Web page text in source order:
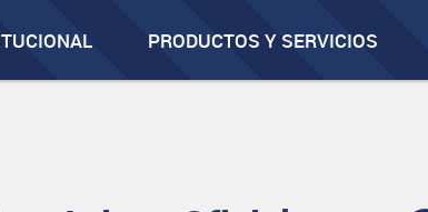
PRODUCTOS Y SERVICIOS